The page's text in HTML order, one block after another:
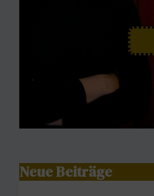
Neue Beiträge